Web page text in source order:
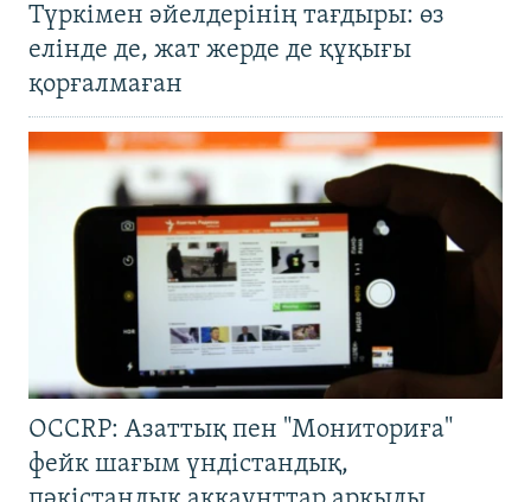
Түркімен әйелдерінің тағдыры: өз
елінде де, жат жерде де құқығы
қорғалмаған
OCCRP: Азаттық пен "Мониториға"
фейк шағым үндістандық,